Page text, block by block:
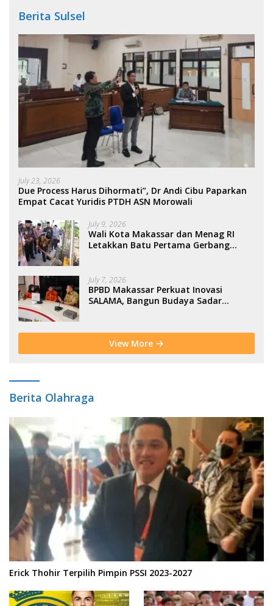
Berita Sulsel
July 23, 2026
Due Process Harus Dihormati”, Dr Andi Cibu Paparkan
Empat Cacat Yuridis PTDH ASN Morowali
July 9, 2026
Wali Kota Makassar dan Menag RI
Letakkan Batu Pertama Gerbang
July 7, 2026
BPBD Makassar Perkuat Inovasi
SALAMA, Bangun Budaya Sadar
View More
Berita Olahraga
Erick Thohir Terpilih Pimpin PSSI 2023-2027